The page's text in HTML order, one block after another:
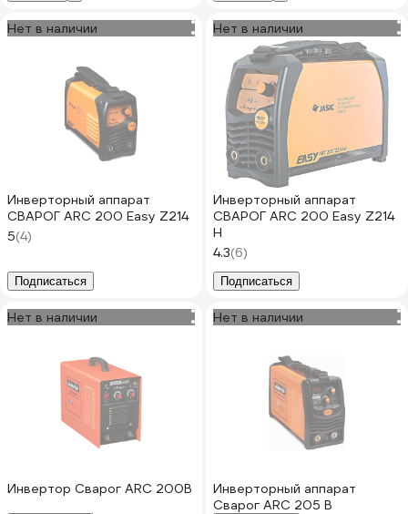
Нет в наличии
Инверторный аппарат
СВАРОГ ARC 200 Easy Z214
5(4)
Подписаться
Нет в наличии
Инверторный аппарат
СВАРОГ ARC 200 Easy Z214
H
4.3(6)
Подписаться
Нет в наличии
Инвертор Сварог ARC 200B
Нет в наличии
Инверторный аппарат
Сварог ARC 205 В